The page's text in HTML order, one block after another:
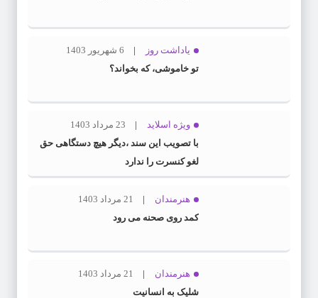
یاداشت روز
6 شهریور 1403
تو خاموشی، که بخواند؟
ویژه اسلاید
23 مرداد 1403
با تصویب این سند ،دیگر هیچ دستگاهی حق
لغو کنسرت را ندارد
هنرمندان
21 مرداد 1403
کمد روی صحنه می رود
هنرمندان
21 مرداد 1403
شلیک به انسانیت